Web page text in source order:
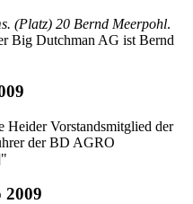
(Platz) 20 Bernd Meerpohl.
Big Dutchman AG ist Bernd
Heider Vorstandsmitglied der
der BD AGRO
2009